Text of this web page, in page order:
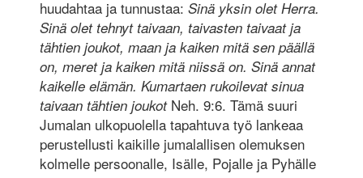
huudahtaa ja tunnustaa: Sinä yksin olet Herra.
Sinä olet tehnyt taivaan, taivasten taivaat ja
tähtien joukot, maan ja kaiken mitä sen päällä
on, meret ja kaiken mitä niissä on. Sinä annat
kaikelle elämän. Kumartaen rukoilevat sinua
taivaan tähtien joukotNeh. 9:6. Tämä suuri
Jumalan ulkopuolella tapahtuva työ lankeaa
perustellusti kaikille jumalallisen olemuksen
kolmelle persoonalle, Isälle, Pojalle ja Pyhälle